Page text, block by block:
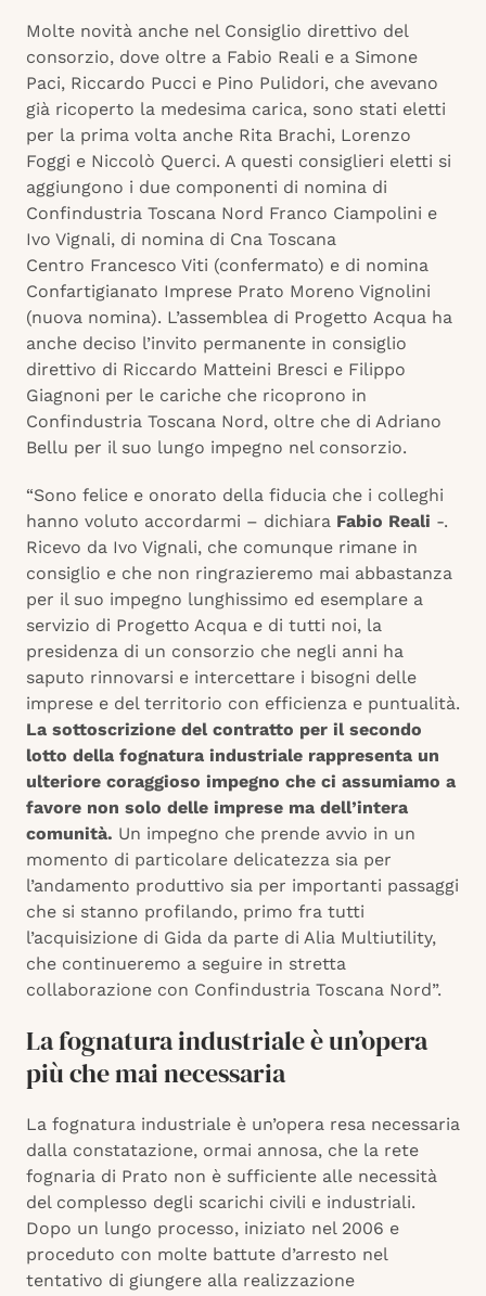
Molte novità anche nel Consiglio direttivo del
consorzio, dove oltre a Fabio Reali e a Simone
Paci, Riccardo Pucci e Pino Pulidori, che avevano
già ricoperto la medesima carica, sono stati eletti
per la prima volta anche Rita Brachi, Lorenzo
Foggi e Niccolò Querci. A questi consiglieri eletti si
aggiungono i due componenti di nomina di
Confindustria Toscana Nord Franco Ciampolini e
Ivo Vignali, di nomina di Cna Toscana
Centro Francesco Viti (confermato) e di nomina
Confartigianato Imprese Prato Moreno Vignolini
(nuova nomina). L’assemblea di Progetto Acqua ha
anche deciso l’invito permanente in consiglio
direttivo di Riccardo Matteini Bresci e Filippo
Giagnoni per le cariche che ricoprono in
Confindustria Toscana Nord, oltre che di Adriano
Bellu per il suo lungo impegno nel consorzio.
“Sono felice e onorato della fiducia che i colleghi
hanno voluto accordarmi – dichiara Fabio Reali -.
Ricevo da Ivo Vignali, che comunque rimane in
consiglio e che non ringrazieremo mai abbastanza
per il suo impegno lunghissimo ed esemplare a
servizio di Progetto Acqua e di tutti noi, la
presidenza di un consorzio che negli anni ha
saputo rinnovarsi e intercettare i bisogni delle
imprese e del territorio con efficienza e puntualità.
La sottoscrizione del contratto per il secondo
lotto della fognatura industriale rappresenta un
ulteriore coraggioso impegno che ci assumiamo a
favore non solo delle imprese ma dell’intera
comunità. Un impegno che prende avvio in un
momento di particolare delicatezza sia per
l’andamento produttivo sia per importanti passaggi
che si stanno profilando, primo fra tutti
l’acquisizione di Gida da parte di Alia Multiutility,
che continueremo a seguire in stretta
collaborazione con Confindustria Toscana Nord”.
La fognatura industriale è un’opera
più che mai necessaria
La fognatura industriale è un’opera resa necessaria
dalla constatazione, ormai annosa, che la rete
fognaria di Prato non è sufficiente alle necessità
del complesso degli scarichi civili e industriali.
Dopo un lungo processo, iniziato nel 2006 e
proceduto con molte battute d’arresto nel
tentativo di giungere alla realizzazione